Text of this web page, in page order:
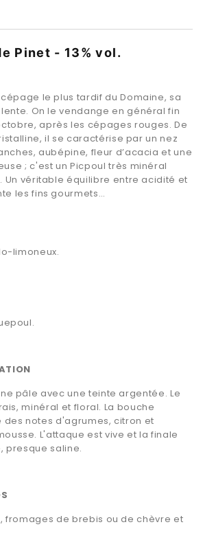
Pinet - 13% vol.
le plus tardif du Domaine, sa
On le vendange en général fin
après les cépages rouges. De
il se caractérise par un nez
aubépine, fleur d’acacia et une
; c'est un Picpoul très minéral
Un véritable équilibre entre acidité et
les fins gourmets…
limoneux.
pâle avec une teinte argentée. Le
minéral et floral. La bouche
des notes d'agrumes, citron et
L'attaque est vive et la finale
presque saline.
fromages de brebis ou de chèvre et